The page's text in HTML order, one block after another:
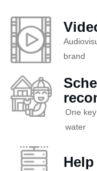
brand
One
water